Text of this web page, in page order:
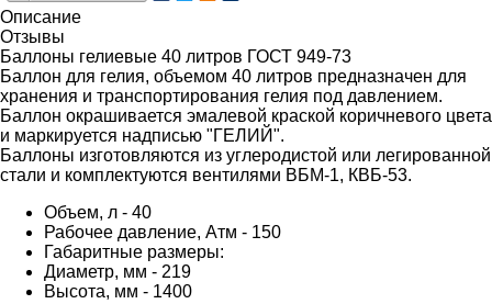
Описание
Отзывы
Баллоны гелиевые 40 литров ГОСТ 949-73
Баллон для гелия, объемом 40 литров предназначен для
хранения и транспортирования гелия под давлением.
Баллон окрашивается эмалевой краской коричневого цвета
и маркируется надписью "ГЕЛИЙ".
Баллоны изготовляются из углеродистой или легированной
стали и комплектуются вентилями ВБМ-1, КВБ-53.
Объем, л - 40
Рабочее давление, Атм - 150
Габаритные размеры:
Диаметр, мм - 219
Высота, мм - 1400